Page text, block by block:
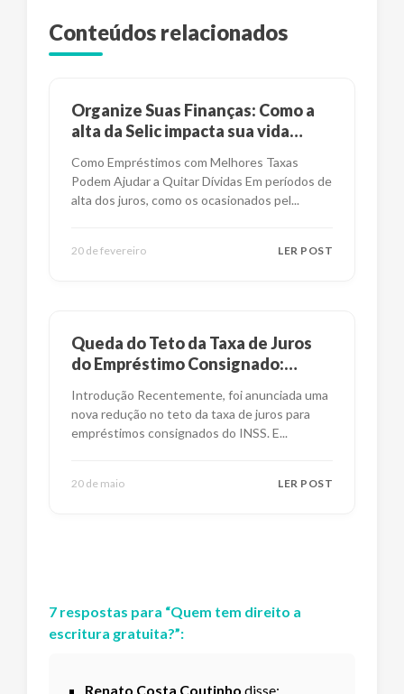
Conteúdos relacionados
Organize Suas Finanças: Como a
alta da Selic impacta sua vida
Como Empréstimos com Melhores Taxas
Podem Ajudar a Quitar Dívidas Em períodos de
alta dos juros, como os ocasionados pel...
20 de fevereiro LER POST
Queda do Teto da Taxa de Juros
do Empréstimo Consignado:
Introdução Recentemente, foi anunciada uma
nova redução no teto da taxa de juros para
empréstimos consignados do INSS. E...
20 de maio LER POST
7 respostas para “Quem tem direito a
escritura gratuita?”:
Renato Costa Coutinho disse: